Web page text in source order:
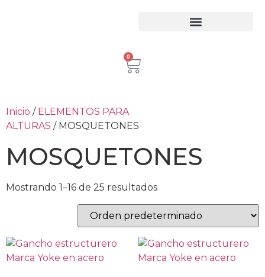
0
Inicio / ELEMENTOS PARA
ALTURAS / MOSQUETONES
MOSQUETONES
Mostrando 1–16 de 25 resultados